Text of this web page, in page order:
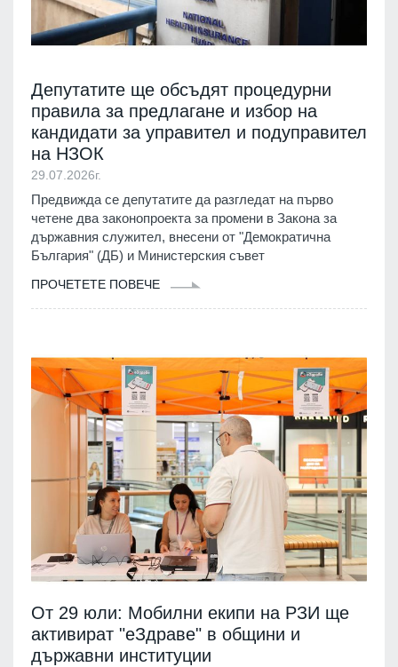
Депутатите ще обсъдят процедурни
правила за предлагане и избор на
кандидати за управител и подуправител
на НЗОК
29.07.2026г.
Предвижда се депутатите да разгледат на първо
четене два законопроекта за промени в Закона за
държавния служител, внесени от "Демократична
България" (ДБ) и Министерския съвет
ПРОЧЕТЕТЕ ПОВЕЧЕ
От 29 юли: Мобилни екипи на РЗИ ще
активират "еЗдраве" в общини и
държавни институции